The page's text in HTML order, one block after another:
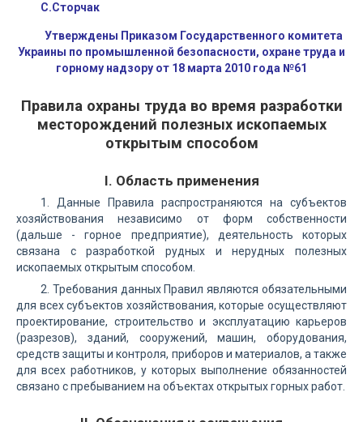
С.Сторчак
Утверждены Приказом Государственного комитета
Украины по промышленной безопасности, охране труда и
горному надзору от 18 марта 2010 года №61
Правила охраны труда во время разработки
месторождений полезных ископаемых
открытым способом
I. Область применения
1. Данные Правила распространяются на субъектов
хозяйствования независимо от форм собственности
(дальше - горное предприятие), деятельность которых
связана с разработкой рудных и нерудных полезных
ископаемых открытым способом.
2. Требования данных Правил являются обязательными
для всех субъектов хозяйствования, которые осуществляют
проектирование, строительство и эксплуатацию карьеров
(разрезов), зданий, сооружений, машин, оборудования,
средств защиты и контроля, приборов и материалов, а также
для всех работников, у которых выполнение обязанностей
связано с пребыванием на объектах открытых горных работ.